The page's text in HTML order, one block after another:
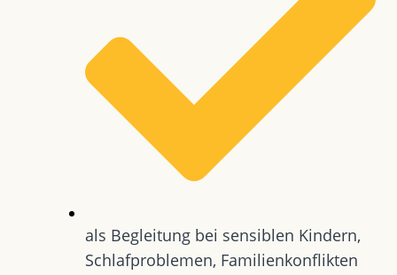
als Begleitung bei sensiblen Kindern,
Schlafproblemen, Familienkonflikten